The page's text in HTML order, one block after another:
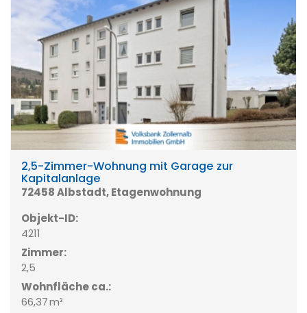
2,5-Zimmer-Wohnung mit Garage zur
Kapitalanlage
72458 Albstadt, Etagenwohnung
Objekt-ID:
4211
Zimmer:
2,5
Wohnfläche ca.:
66,37 m²